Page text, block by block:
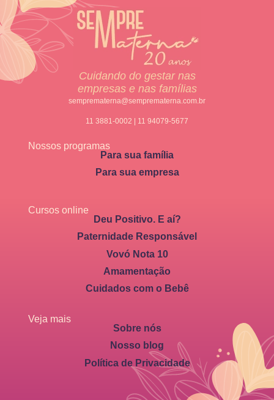
Cuidando do gestar nas
empresas e nas famílias
semprematerna@semprematerna.com.br
11 3881-0002 | 11 94079-5677
Nossos programas
Para sua família
Para sua empresa
Cursos online
Deu Positivo. E aí?
Paternidade Responsável
Vovó Nota 10
Amamentação
Cuidados com o Bebê
Veja mais
Sobre nós
Nosso blog
Política de Privacidade